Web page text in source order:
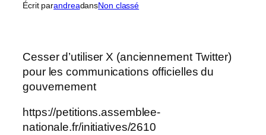
Écrit parandreadansNon classé
Cesser d’utiliser X (anciennement Twitter)
pour les communications officielles du
gouvernement
https://petitions.assemblee-
nationale.fr/initiatives/2610